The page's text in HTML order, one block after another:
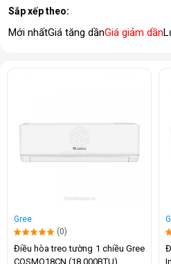
Sắp xếp theo:
Mới nhấtGiá tăng dầnGiá giảm dần
Gree
(0)
Điều hòa treo tường 1 chiều Gree
COSMO18CN (18.000BTU)